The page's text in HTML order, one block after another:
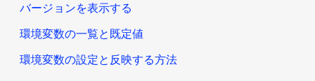
バージョンを表示する
環境変数の一覧と既定値
環境変数の設定と反映する方法